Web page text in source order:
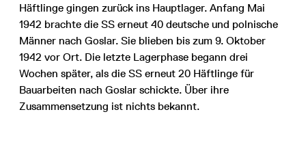
Häftlinge gingen zurück ins Hauptlager. Anfang Mai
1942 brachte die SS erneut 40 deutsche und polnische
Männer nach Goslar. Sie blieben bis zum 9. Oktober
1942 vor Ort. Die letzte Lagerphase begann drei
Wochen später, als die SS erneut 20 Häftlinge für
Bauarbeiten nach Goslar schickte. Über ihre
Zusammensetzung ist nichts bekannt.